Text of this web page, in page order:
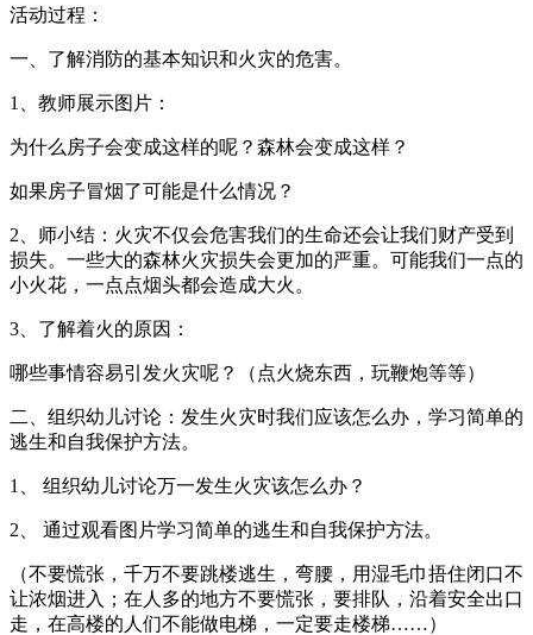
活动过程：
一、了解消防的基本知识和火灾的危害。
1、教师展示图片：
为什么房子会变成这样的呢？森林会变成这样？
如果房子冒烟了可能是什么情况？
2、师小结：火灾不仅会危害我们的生命还会让我们财产受到
损失。一些大的森林火灾损失会更加的严重。可能我们一点的
小火花，一点点烟头都会造成大火。
3、了解着火的原因：
哪些事情容易引发火灾呢？（点火烧东西，玩鞭炮等等）
二、组织幼儿讨论：发生火灾时我们应该怎么办，学习简单的
逃生和自我保护方法。
1、 组织幼儿讨论万一发生火灾该怎么办？
2、 通过观看图片学习简单的逃生和自我保护方法。
（不要慌张，千万不要跳楼逃生，弯腰，用湿毛巾捂住闭口不
让浓烟进入；在人多的地方不要慌张，要排队，沿着安全出口
走，在高楼的人们不能做电梯，一定要走楼梯……）